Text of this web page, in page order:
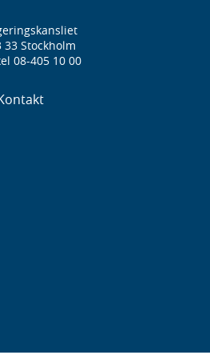
33 Stockholm
08-405 10 00